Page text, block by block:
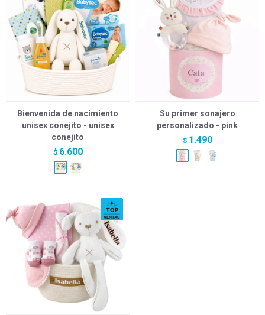
Bienvenida de nacimiento
unisex conejito - unisex
conejito
$ 6.600
Su primer sonajero
personalizado - pink
$ 1.490